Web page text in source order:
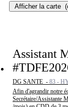
Afficher la carte
Assistant
DG SANTE - 83 -
Afin d'agrandir notre
Secrétaire/Assistante